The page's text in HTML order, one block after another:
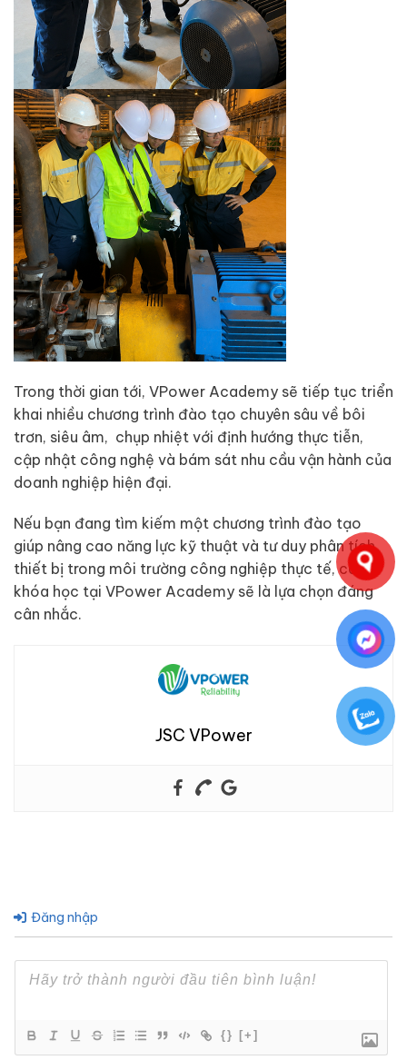
Trong thời gian tới, VPower Academy sẽ tiếp tục triển
khai nhiều chương trình đào tạo chuyên sâu về bôi
trơn, siêu âm, chụp nhiệt với định hướng thực tiễn,
cập nhật công nghệ và bám sát nhu cầu vận hành của
doanh nghiệp hiện đại.
Nếu bạn đang tìm kiếm một chương trình đào tạo
giúp nâng cao năng lực kỹ thuật và tư duy phân tích
thiết bị trong môi trường công nghiệp thực tế, các
khóa học tại VPower Academy sẽ là lựa chọn đáng
cân nhắc.
JSC VPower
Đăng nhập
{} [+]